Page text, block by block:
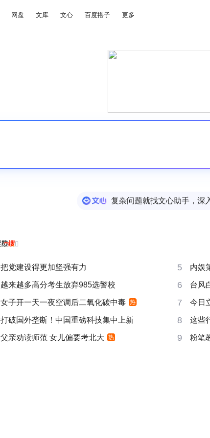
网盘 文库 文心 百度搭子 更多
复杂问题就找文心助手，深

把党建设得更加坚强有力 5 内娱
越来越多高分考生放弃985选警校 6 台风
女子开一天一夜空调后二氧化碳中毒 热 7 今日
打破国外垄断！中国重磅科技集中上新 8 这些
父亲劝读师范 女儿偏要考北大 热 9 粉笔